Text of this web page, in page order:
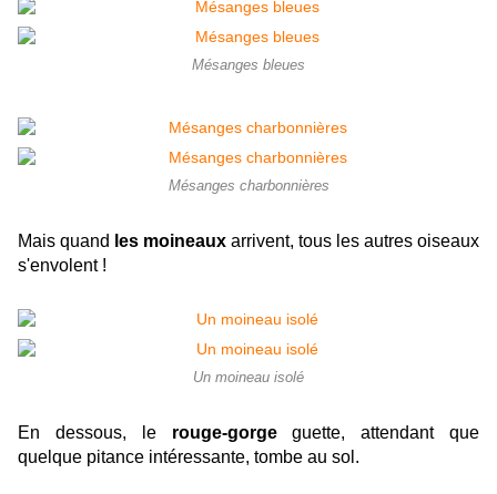
Mésanges bleues
Mésanges charbonnières
Mais quand les moineaux arrivent, tous les autres oiseaux
s'envolent !
Un moineau isolé
En dessous, le rouge-gorgeguette, attendant que
quelque pitance intéressante, tombe au sol.